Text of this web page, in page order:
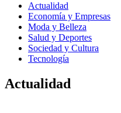
Actualidad
Economía y Empresas
Moda y Belleza
Salud y Deportes
Sociedad y Cultura
Tecnología
Actualidad